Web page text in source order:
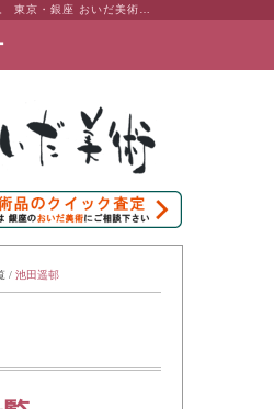
販売と買取 | 東京・銀座 おいだ美術
/ 池田遥邨